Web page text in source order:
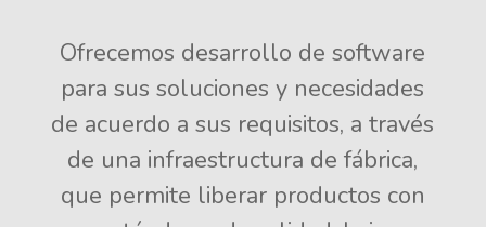
Ofrecemos desarrollo de software
para sus soluciones y necesidades
de acuerdo a sus requisitos, a través
de una infraestructura de fábrica,
que permite liberar productos con